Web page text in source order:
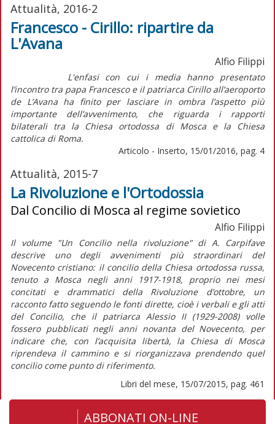
Attualità, 2016-2
Francesco - Cirillo: ripartire da
L'Avana
Alfio Filippi
L'enfasi con cui i media hanno presentato
l’incontro tra papa Francesco e il patriarca Cirillo all’aeroporto
de L’Avana ha finito per lasciare in ombra l’aspetto più
importante dell’avvenimento, che riguarda i rapporti
bilaterali tra la Chiesa ortodossa di Mosca e la Chiesa
cattolica di Roma.
Articolo - Inserto, 15/01/2016, pag. 4
Attualità, 2015-7
La Rivoluzione e l'Ortodossia
Dal Concilio di Mosca al regime sovietico
Alfio Filippi
Il volume "Un Concilio nella rivoluzione" di A. Carpifave
descrive uno degli avvenimenti più straordinari del
Novecento cristiano: il concilio della Chiesa ortodossa russa,
tenuto a Mosca negli anni 1917-1918, proprio nei mesi
concitati e drammatici della Rivoluzione d’ottobre, un
racconto fatto seguendo le fonti dirette, cioè i verbali e gli atti
del Concilio, che il patriarca Alessio II (1929-2008) volle
fossero pubblicati negli anni novanta del Novecento, per
indicare che, con l’acquisita libertà, la Chiesa di Mosca
riprendeva il cammino e si riorganizzava prendendo quel
concilio come punto di riferimento.
Libri del mese, 15/07/2015, pag. 461
ABBONATI ON-LINE